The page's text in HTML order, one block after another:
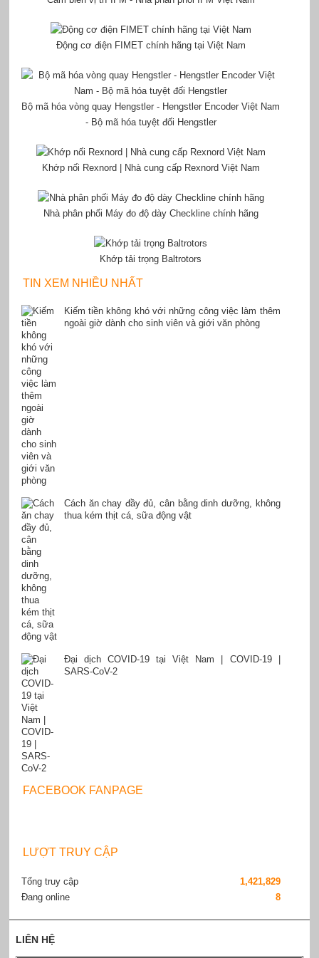
Động cơ điện FIMET chính hãng tại Việt Nam
Bộ mã hóa vòng quay Hengstler - Hengstler Encoder Việt Nam
- Bộ mã hóa tuyệt đối Hengstler
Khớp nối Rexnord | Nhà cung cấp Rexnord Việt Nam
Nhà phân phối Máy đo độ dày Checkline chính hãng
Khớp tải trọng Baltrotors
TIN XEM NHIỀU NHẤT
Kiếm tiền không khó với những công việc làm thêm
ngoài giờ dành cho sinh viên và giới văn phòng
Cách ăn chay đầy đủ, cân bằng dinh dưỡng, không
thua kém thịt cá, sữa động vật
Đại dịch COVID-19 tại Việt Nam | COVID-19 |
SARS-CoV-2
FACEBOOK FANPAGE
LƯỢT TRUY CẬP
Tổng truy cập
1,421,829
Đang online
8
LIÊN HỆ